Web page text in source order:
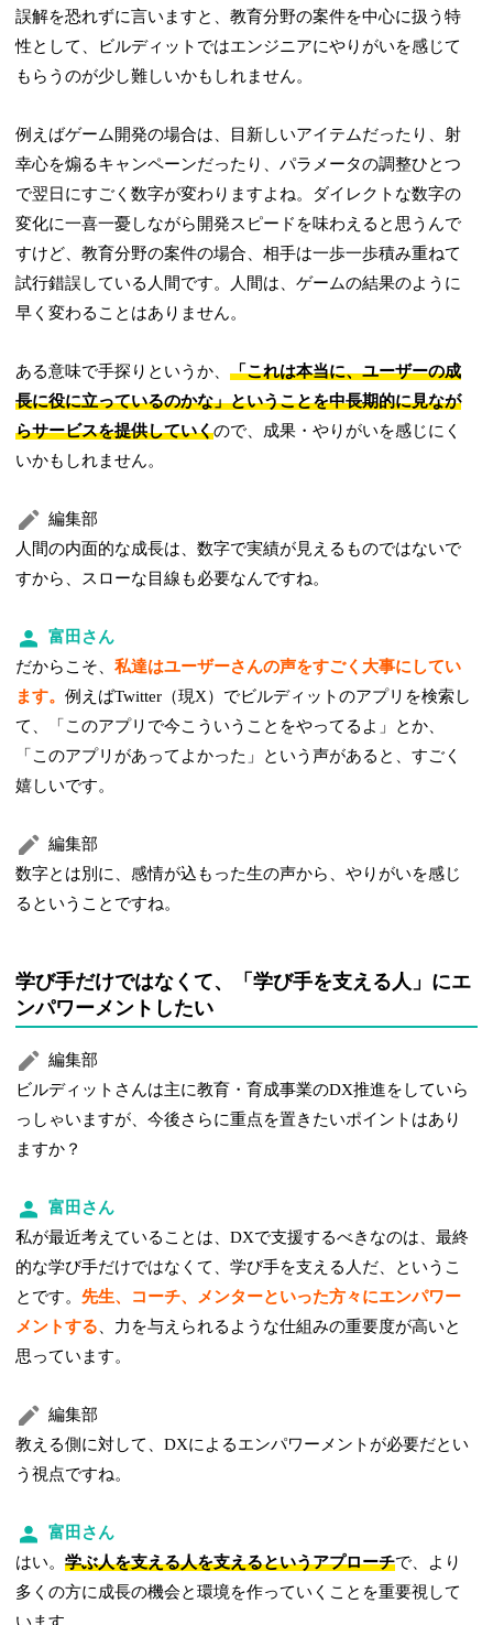
誤解を恐れずに言いますと、教育分野の案件を中心に扱う特
性として、ビルディットではエンジニアにやりがいを感じて
もらうのが少し難しいかもしれません。
例えばゲーム開発の場合は、目新しいアイテムだったり、射
幸心を煽るキャンペーンだったり、パラメータの調整ひとつ
で翌日にすごく数字が変わりますよね。ダイレクトな数字の
変化に一喜一憂しながら開発スピードを味わえると思うんで
すけど、教育分野の案件の場合、相手は一歩一歩積み重ねて
試行錯誤している人間です。人間は、ゲームの結果のように
早く変わることはありません。
ある意味で手探りというか、「これは本当に、ユーザーの成
長に役に立っているのかな」ということを中長期的に見なが
らサービスを提供していくので、成果・やりがいを感じにく
いかもしれません。
編集部
人間の内面的な成長は、数字で実績が見えるものではないで
すから、スローな目線も必要なんですね。
富田さん
だからこそ、私達はユーザーさんの声をすごく大事にしてい
ます。例えばTwitter（現X）でビルディットのアプリを検索し
て、「このアプリで今こういうことをやってるよ」とか、
「このアプリがあってよかった」という声があると、すごく
嬉しいです。
編集部
数字とは別に、感情が込もった生の声から、やりがいを感じ
るということですね。
学び手だけではなくて、「学び手を支える人」にエ
ンパワーメントしたい
編集部
ビルディットさんは主に教育・育成事業のDX推進をしていら
っしゃいますが、今後さらに重点を置きたいポイントはあり
ますか？
富田さん
私が最近考えていることは、DXで支援するべきなのは、最終
的な学び手だけではなくて、学び手を支える人だ、というこ
とです。先生、コーチ、メンターといった方々にエンパワー
メントする、力を与えられるような仕組みの重要度が高いと
思っています。
編集部
教える側に対して、DXによるエンパワーメントが必要だとい
う視点ですね。
富田さん
はい。学ぶ人を支える人を支えるというアプローチで、より
多くの方に成長の機会と環境を作っていくことを重要視して